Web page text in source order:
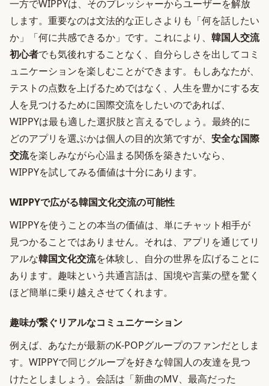
一方でWIPPYは、そのプレッシャーからユーザーを解放
します。重要なのは文法的な正しさよりも「何を話したい
か」「何に共感できるか」です。これにより、 韓国人交流
初心者でも気後れすることなく、自分らしさを出してコミ
ュニケーションを楽しむことができます。もしあなたが、
テストの点数を上げるためではなく、人生を豊かにする友
人を見つけるために国際交流をしたいのであれば、
WIPPYは最も適した選択肢と言えるでしょう。最終的に
どのアプリを選ぶかは個人の目的次第ですが、 安全な国際
交流を楽しみながら心温まる関係を築きたいなら、
WIPPYを試してみる価値は十分にあります。
WIPPYで広がる韓国文化交流の可能性
WIPPYを使うことの本当の価値は、単にチャット相手が
見つかることではありません。それは、アプリを通じてリ
アルな韓国文化交流を体験し、自分の世界を広げることに
あります。趣味という共通言語は、国境や言葉の壁を驚く
ほど簡単に乗り越えさせてくれます。
趣味が繋ぐリアルなコミュニケーション
例えば、あなたが最新のK-POPグループのファンだとしま
す。WIPPYで同じグループを好きな韓国人の友達を見つ
けたとしましょう。会話は「新曲のMV、最高だった